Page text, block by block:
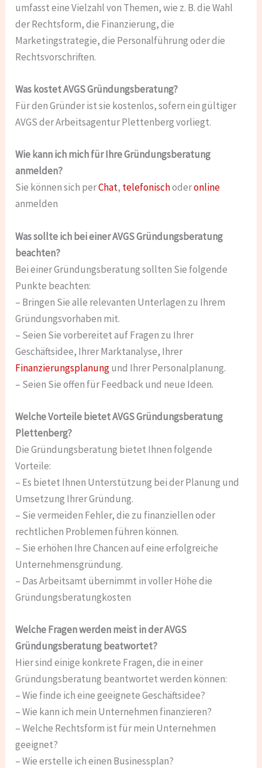
umfasst eine Vielzahl von Themen, wie z. B. die Wahl
der Rechtsform, die Finanzierung, die
Marketingstrategie, die Personalführung oder die
Rechtsvorschriften.
Was kostet AVGS Gründungsberatung?
Für den Gründer ist sie kostenlos, sofern ein gültiger
AVGS der Arbeitsagentur Plettenberg vorliegt.
Wie kann ich mich für Ihre Gründungsberatung
anmelden?
Sie können sich perChat, telefonischoderonline
anmelden
Was sollte ich bei einer AVGS Gründungsberatung
beachten?
Bei einer Gründungsberatung sollten Sie folgende
Punkte beachten:
– Bringen Sie alle relevanten Unterlagen zu Ihrem
Gründungsvorhaben mit.
– Seien Sie vorbereitet auf Fragen zu Ihrer
Geschäftsidee, Ihrer Marktanalyse, Ihrer
Finanzierungsplanungund Ihrer Personalplanung.
– Seien Sie offen für Feedback und neue Ideen.
Welche Vorteile bietet AVGS Gründungsberatung
Plettenberg?
Die Gründungsberatung bietet Ihnen folgende
Vorteile:
– Es bietet Ihnen Unterstützung bei der Planung und
Umsetzung Ihrer Gründung.
– Sie vermeiden Fehler, die zu finanziellen oder
rechtlichen Problemen führen können.
– Sie erhöhen Ihre Chancen auf eine erfolgreiche
Unternehmensgründung.
– Das Arbeitsamt übernimmt in voller Höhe die
Gründungsberatungkosten
Welche Fragen werden meist in der AVGS
Gründungsberatung beatwortet?
Hier sind einige konkrete Fragen, die in einer
Gründungsberatung beantwortet werden können:
– Wie finde ich eine geeignete Geschäftsidee?
– Wie kann ich mein Unternehmen finanzieren?
– Welche Rechtsform ist für mein Unternehmen
geeignet?
– Wie erstelle ich einen Businessplan?